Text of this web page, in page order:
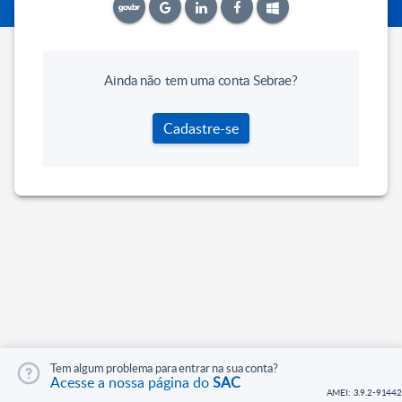
Tem algum problema para entrar na sua conta?
Acesse a nossa página doSAC
Ainda não tem uma conta Sebrae?
Cadastre-se
AMEI: 3.9.2-91442